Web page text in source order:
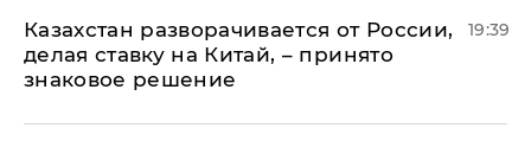
Казахстан разворачивается от России,
делая ставку на Китай, – принято
знаковое решение
19:39